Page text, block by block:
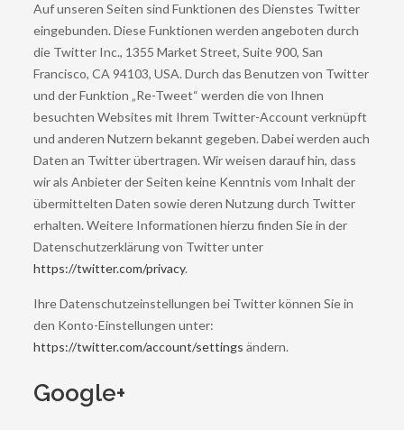
Auf unseren Seiten sind Funktionen des Dienstes Twitter
eingebunden. Diese Funktionen werden angeboten durch
die Twitter Inc., 1355 Market Street, Suite 900, San
Francisco, CA 94103, USA. Durch das Benutzen von Twitter
und der Funktion „Re-Tweet“ werden die von Ihnen
besuchten Websites mit Ihrem Twitter-Account verknüpft
und anderen Nutzern bekannt gegeben. Dabei werden auch
Daten an Twitter übertragen. Wir weisen darauf hin, dass
wir als Anbieter der Seiten keine Kenntnis vom Inhalt der
übermittelten Daten sowie deren Nutzung durch Twitter
erhalten. Weitere Informationen hierzu finden Sie in der
Datenschutzerklärung von Twitter unter
https://twitter.com/privacy.
Ihre Datenschutzeinstellungen bei Twitter können Sie in
den Konto-Einstellungen unter:
https://twitter.com/account/settings ändern.
Google+